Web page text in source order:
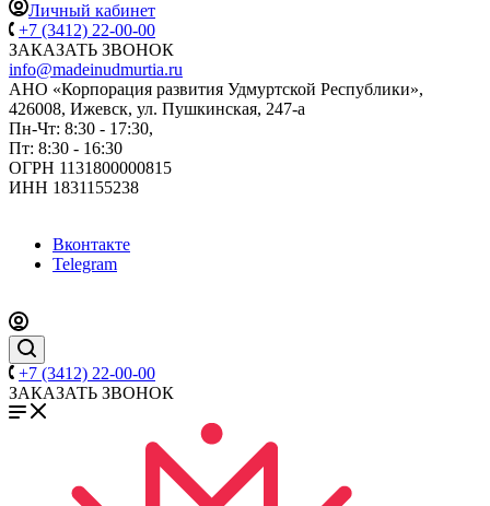
Личный кабинет
+7 (3412) 22-00-00
ЗАКАЗАТЬ ЗВОНОК
info@madeinudmurtia.ru
АНО «Корпорация развития Удмуртской Республики»,
426008, Ижевск, ул. Пушкинская, 247-а
Пн-Чт: 8:30 - 17:30,
Пт: 8:30 - 16:30
ОГРН 1131800000815
ИНН 1831155238
Вконтакте
Telegram
+7 (3412) 22-00-00
ЗАКАЗАТЬ ЗВОНОК